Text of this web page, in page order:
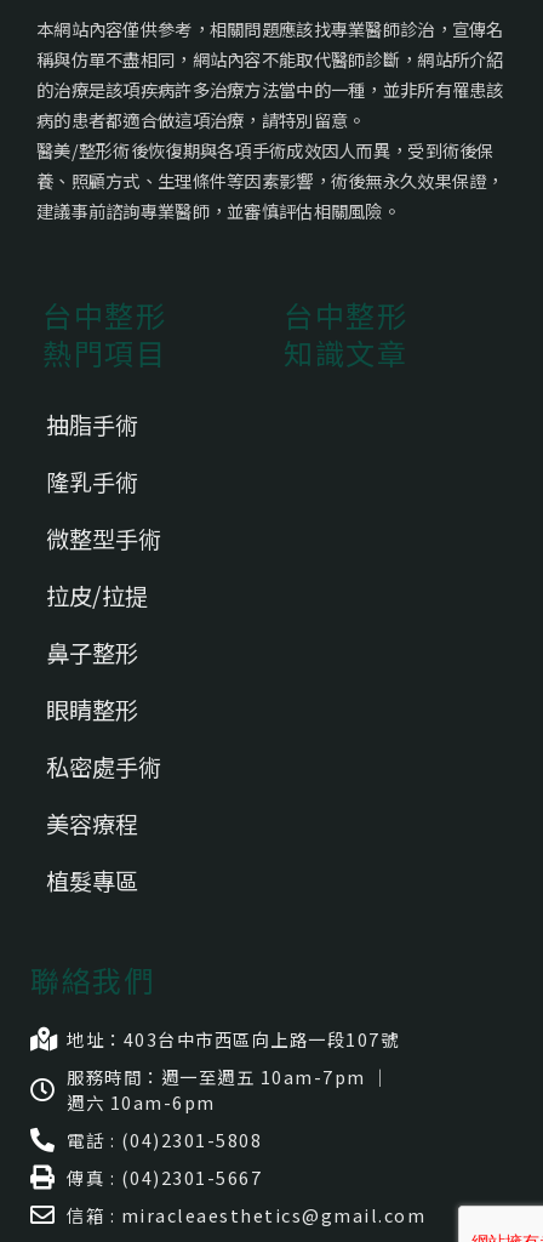
本網站內容僅供參考，相關問題應該找專業醫師診治，宣傳名
稱與仿單不盡相同，網站內容不能取代醫師診斷，網站所介紹
的治療是該項疾病許多治療方法當中的一種，並非所有罹患該
病的患者都適合做這項治療，請特別留意。
醫美/整形術後恢復期與各項手術成效因人而異，受到術後保
養、照顧方式、生理條件等因素影響，術後無永久效果保證，
建議事前諮詢專業醫師，並審慎評估相關風險。
台中整形
熱門項目
抽脂手術
隆乳手術
微整型手術
拉皮/拉提
鼻子整形
眼睛整形
私密處手術
美容療程
植髮專區
台中整形
知識文章
聯絡我們
地址：403台中市⻄區向上路一段107號
服務時間：週一至週五 10am-7pm ｜
週六 10am-6pm
電話 : (04)2301-5808
傳真 : (04)2301-5667
信箱 : miracleaesthetics@gmail.com